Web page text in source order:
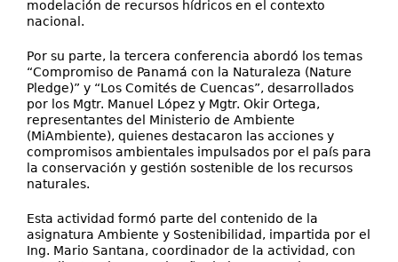
modelación de recursos hídricos en el contexto
nacional.
Por su parte, la tercera conferencia abordó los temas
“Compromiso de Panamá con la Naturaleza (Nature
Pledge)” y “Los Comités de Cuencas”, desarrollados
por los Mgtr. Manuel López y Mgtr. Okir Ortega,
representantes del Ministerio de Ambiente
(MiAmbiente), quienes destacaron las acciones y
compromisos ambientales impulsados por el país para
la conservación y gestión sostenible de los recursos
naturales.
Esta actividad formó parte del contenido de la
asignatura Ambiente y Sostenibilidad, impartida por el
Ing. Mario Santana, coordinador de la actividad, con